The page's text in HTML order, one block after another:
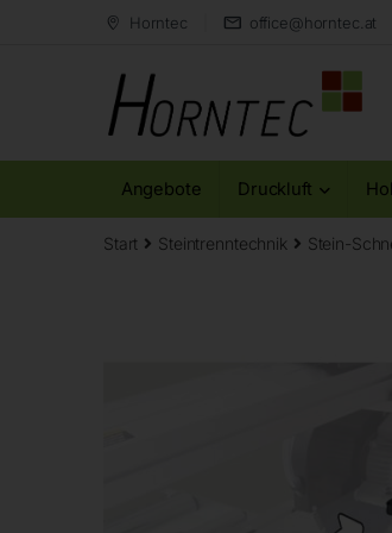
Horntec office@horntec.at
Angebote Druckluft
Start Steintrenntechnik Stein-